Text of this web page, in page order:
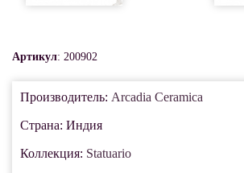
Артикул: 200902
Производитель: Arcadia Ceramica
Страна: Индия
Коллекция: Statuario